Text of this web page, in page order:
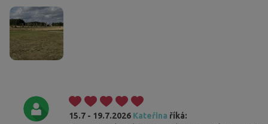
15.7 - 19.7.2026 Kateřina říká: